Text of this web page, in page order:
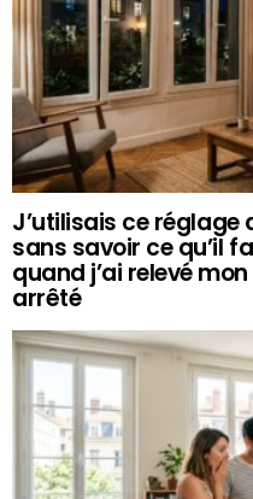
J’utilisais ce
sans savoir ce qu’il
quand j’ai relevé
arrêté